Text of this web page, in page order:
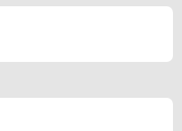
BUSit User's Guide